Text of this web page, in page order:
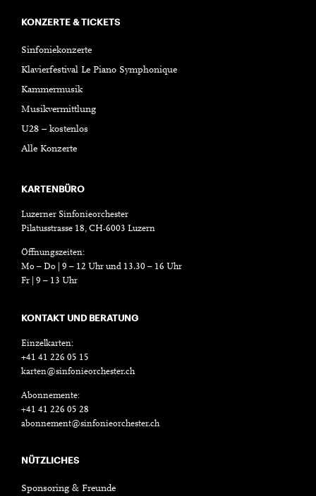
KONZERTE & TICKETS
Sinfoniekonzerte
Klavierfestival Le Piano Symphonique
Kammermusik
Musikvermittlung
U28 – kostenlos
Alle Konzerte
KARTENBÜRO
Luzerner Sinfonieorchester
Pilatusstrasse 18, CH-6003 Luzern
Öffnungszeiten:
Mo – Do | 9 – 12 Uhr und 13.30 – 16 Uhr
Fr | 9 – 13 Uhr
KONTAKT UND BERATUNG
Einzelkarten:
+41 41 226 05 15
karten@sinfonieorchester.ch
Abonnemente:
+41 41 226 05 28
abonnement@sinfonieorchester.ch
NÜTZLICHES
Sponsoring & Freunde